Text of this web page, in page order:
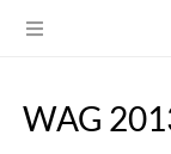
WAG